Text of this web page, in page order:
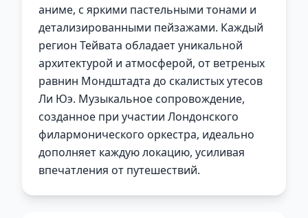
аниме, с яркими пастельными тонами и
детализированными пейзажами. Каждый
регион Тейвата обладает уникальной
архитектурой и атмосферой, от ветреных
равнин Мондштадта до скалистых утесов
Ли Юэ. Музыкальное сопровождение,
созданное при участии Лондонского
филармонического оркестра, идеально
дополняет каждую локацию, усиливая
впечатления от путешествий.